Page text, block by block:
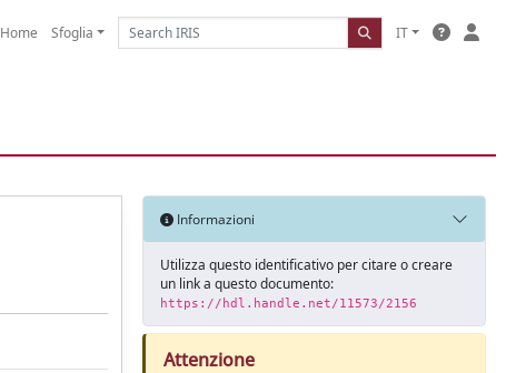
Home Sfoglia IT
Informazioni
Utilizza questo identificativo per citare o creare
un link a questo documento:
https://hdl.handle.net/11573/2156
Attenzione